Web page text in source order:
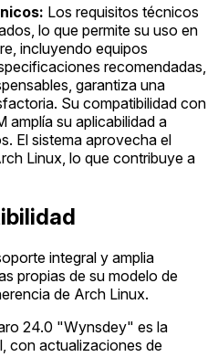
Los requisitos técnicos
lo que permite su uso en
incluyendo equipos
recomendadas,
garantiza una
Su compatibilidad con
su aplicabilidad a
El sistema aprovecha el
Linux, lo que contribuye a
integral y amplia
propias de su modelo de
de Arch Linux.
24.0 "Wynsdey" es la
con actualizaciones de